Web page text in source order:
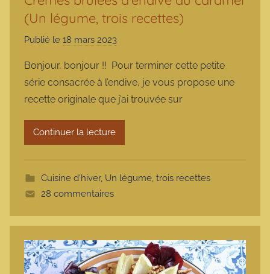
(Un légume, trois recettes)
Publié le 18 mars 2023
r
m
a
r
Bonjour, bonjour !! Pour terminer cette petite
série consacrée à l’endive, je vous propose une
recette originale que j’ai trouvée sur
Continuer la lecture
Cuisine d'hiver, Un légume, trois recettes
28 commentaires